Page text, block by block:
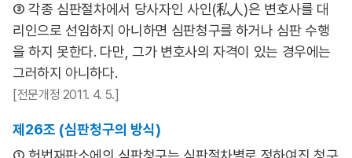
③ 각종 심판절차에서 당사자인 사인(私人)은 변호사를 대
리인으로 선임하지 아니하면 심판청구를 하거나 심판 수행
을 하지 못한다. 다만, 그가 변호사의 자격이 있는 경우에는
그러하지 아니하다.
[전문개정 2011. 4. 5.]
제26조 (심판청구의 방식)